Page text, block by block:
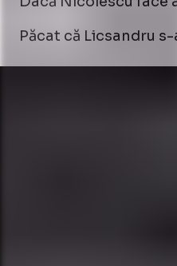
Păcat că Licsandru